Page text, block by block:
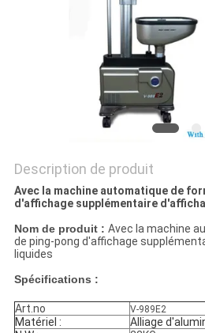
PRIVACY
POLICY
Description de produit
Avec la machine automatique de
d'affichage supplémentaire
Nom de produit : Avec la machine
de ping-pong d'affichage
liquides
Spécifications :
Art.no V-989E2
Matériel :
Alliage